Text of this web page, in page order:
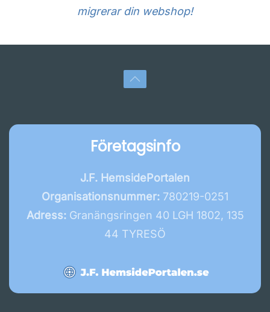
migrerar din webshop!
Företagsinfo
J.F. HemsidePortalen
Organisationsnummer: 780219-0251
Adress:Granängsringen 40 LGH 1802, 135
44 TYRESÖ